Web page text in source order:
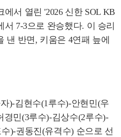
서 열린 '2026 신한 SOL KB
7-3으로 완승했다. 이 승리
낸 반면, 키움은 4연패 늪에
)-김현수(1루수)-안현민(우
민(3루수)-김상수(2루수)-
)-권동진(유격수) 순으로 선